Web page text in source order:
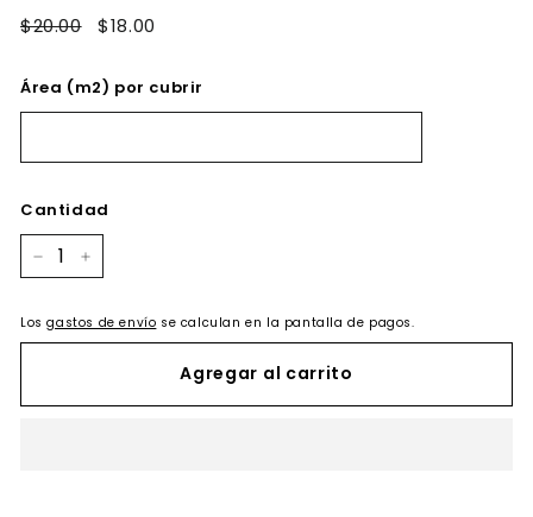
$20.00 $18.00
Área (m2) por cubrir
Cantidad
Losgastos de envío se calculan en la pantalla de pagos.
Agregar al carrito